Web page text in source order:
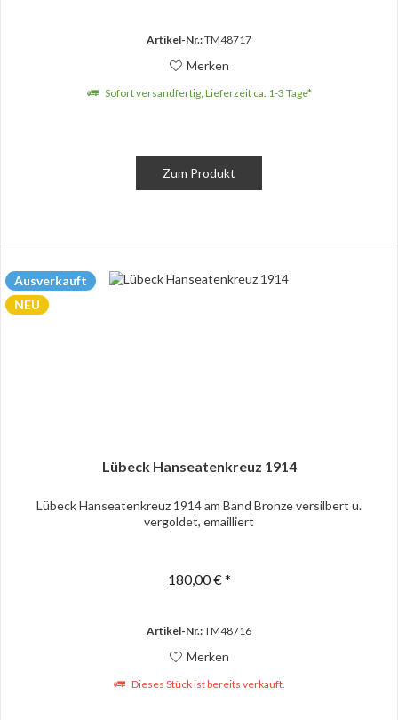
Artikel-Nr.:TM48717
Merken
Sofort versandfertig, Lieferzeit ca. 1-3 Tage*
Zum Produkt
Ausverkauft
NEU
Lübeck Hanseatenkreuz 1914
Lübeck Hanseatenkreuz 1914 am Band Bronze versilbert u.
vergoldet, emailliert
180,00 € *
Artikel-Nr.:TM48716
Merken
Dieses Stück ist bereits verkauft.